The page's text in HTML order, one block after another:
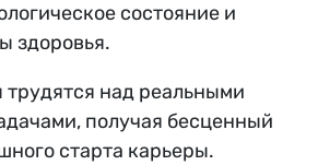
состояние и
здоровья.
над реальными
получая бесценный
старта карьеры.